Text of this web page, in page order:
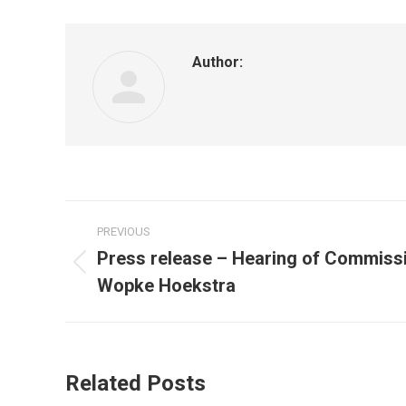
Author:
Post
navigation
PREVIOUS
post:
Press release – Hearing of
Wopke Hoekstra
Related Posts